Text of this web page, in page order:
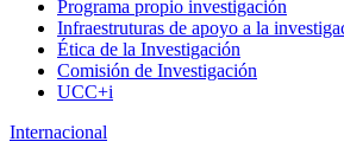
Programa propio investigación
Infraestruturas de apoyo a la
Ética de la Investigación
Comisión de Investigación
UCC+i
Internacional